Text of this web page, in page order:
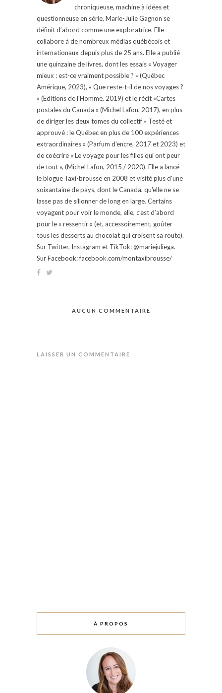
chroniqueuse, machine à idées et
questionneuse en série, Marie-Julie Gagnon se
définit d’abord comme une exploratrice. Elle
collabore à de nombreux médias québécois et
internationaux depuis plus de 25 ans. Elle a publié
une quinzaine de livres, dont les essais « Voyager
mieux : est-ce vraiment possible ? » (Québec
Amérique, 2023), « Que reste-t-il de nos voyages ?
» (Éditions de l'Homme, 2019) et le récit «Cartes
postales du Canada » (Michel Lafon, 2017), en plus
de diriger les deux tomes du collectif « Testé et
approuvé : le Québec en plus de 100 expériences
extraordinaires » (Parfum d'encre, 2017 et 2023) et
de coécrire « Le voyage pour les filles qui ont peur
de tout », (Michel Lafon, 2015 / 2020). Elle a lancé
le blogue Taxi-brousse en 2008 et visité plus d'une
soixantaine de pays, dont le Canada, qu'elle ne se
lasse pas de sillonner de long en large. Certains
voyagent pour voir le monde, elle, c’est d’abord
pour le « ressentir » (et, accessoirement, goûter
tous les desserts au chocolat qui croisent sa route).
Sur Twitter, Instagram et TikTok: @mariejuliega.
Sur Facebook: facebook.com/montaxibrousse/
AUCUN COMMENTAIRE
LAISSER UN COMMENTAIRE
À PROPOS